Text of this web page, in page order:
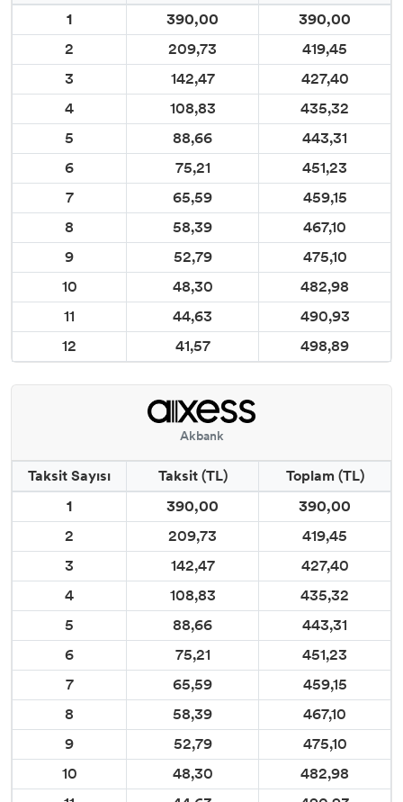
1
390,00
390,00
2
209,73
419,45
3
142,47
427,40
4
108,83
435,32
5
88,66
443,31
6
75,21
451,23
7
65,59
459,15
8
58,39
467,10
9
52,79
475,10
10
48,30
482,98
11
44,63
490,93
12
41,57 498,89
Akbank
Taksit Sayısı Taksit (TL)
Toplam (TL)
1
390,00
390,00
2
209,73
419,45
3
142,47
427,40
4
108,83
435,32
5
88,66
443,31
6
75,21
451,23
7
65,59
459,15
8
58,39
467,10
9
52,79
475,10
10
48,30
482,98